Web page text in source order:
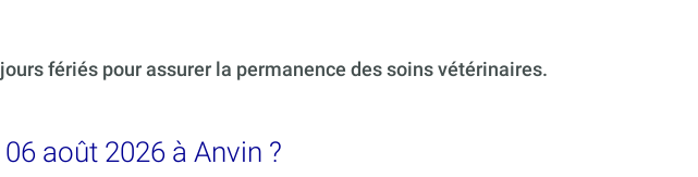
fériés pour assurer la permanence des soins vétérinaires.
août 2026 à Anvin ?